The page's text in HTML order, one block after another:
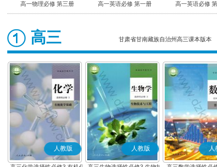
高一物理必修 第三册 高一英语必修 第一册 高一英语必修
高三 甘肃省甘南藏族自治州高三课本版本
人教版 人教版 人